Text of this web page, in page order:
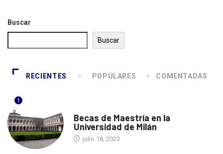
Buscar
Buscar
RECIENTES POPULARES COMENTADAS
1
Becas de Maestría en la
Universidad de Milán
julio 18, 2023